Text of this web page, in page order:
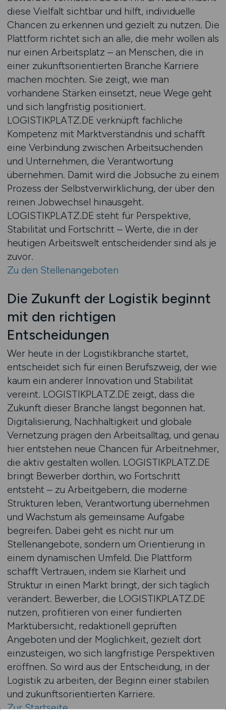
diese Vielfalt sichtbar und hilft, individuelle
Chancen zu erkennen und gezielt zu nutzen. Die
Plattform richtet sich an alle, die mehr wollen als
nur einen Arbeitsplatz – an Menschen, die in
einer zukunftsorientierten Branche Karriere
machen möchten. Sie zeigt, wie man
vorhandene Stärken einsetzt, neue Wege geht
und sich langfristig positioniert.
LOGISTIKPLATZ.DE verknüpft fachliche
Kompetenz mit Marktverständnis und schafft
eine Verbindung zwischen Arbeitsuchenden
und Unternehmen, die Verantwortung
übernehmen. Damit wird die Jobsuche zu einem
Prozess der Selbstverwirklichung, der über den
reinen Jobwechsel hinausgeht.
LOGISTIKPLATZ.DE steht für Perspektive,
Stabilität und Fortschritt – Werte, die in der
heutigen Arbeitswelt entscheidender sind als je
zuvor.
Zu den Stellenangeboten
Die Zukunft der Logistik beginnt
mit den richtigen
Entscheidungen
Wer heute in der Logistikbranche startet,
entscheidet sich für einen Berufszweig, der wie
kaum ein anderer Innovation und Stabilität
vereint. LOGISTIKPLATZ.DE zeigt, dass die
Zukunft dieser Branche längst begonnen hat.
Digitalisierung, Nachhaltigkeit und globale
Vernetzung prägen den Arbeitsalltag, und genau
hier entstehen neue Chancen für Arbeitnehmer,
die aktiv gestalten wollen. LOGISTIKPLATZ.DE
bringt Bewerber dorthin, wo Fortschritt
entsteht – zu Arbeitgebern, die moderne
Strukturen leben, Verantwortung übernehmen
und Wachstum als gemeinsame Aufgabe
begreifen. Dabei geht es nicht nur um
Stellenangebote, sondern um Orientierung in
einem dynamischen Umfeld. Die Plattform
schafft Vertrauen, indem sie Klarheit und
Struktur in einen Markt bringt, der sich täglich
verändert. Bewerber, die LOGISTIKPLATZ.DE
nutzen, profitieren von einer fundierten
Marktübersicht, redaktionell geprüften
Angeboten und der Möglichkeit, gezielt dort
einzusteigen, wo sich langfristige Perspektiven
eröffnen. So wird aus der Entscheidung, in der
Logistik zu arbeiten, der Beginn einer stabilen
und zukunftsorientierten Karriere.
Zur Startseite